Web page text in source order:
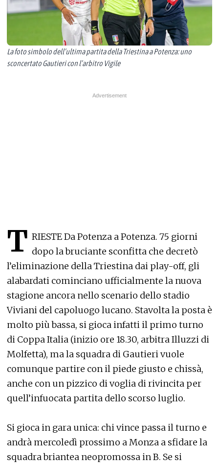
La foto simbolo dell’ultima partita della Triestina a Potenza: uno
sconcertato Gautieri con l’arbitro Vigile
T RIESTE Da Potenza a Potenza. 75 giorni
dopo la bruciante sconfitta che decretò
l’eliminazione della Triestina dai play-off, gli
alabardati cominciano ufficialmente la nuova
stagione ancora nello scenario dello stadio
Viviani del capoluogo lucano. Stavolta la posta è
molto più bassa, si gioca infatti il primo turno
di Coppa Italia (inizio ore 18.30, arbitra Illuzzi di
Molfetta), ma la squadra di Gautieri vuole
comunque partire con il piede giusto e chissà,
anche con un pizzico di voglia di rivincita per
quell’infuocata partita dello scorso luglio.
Si gioca in gara unica: chi vince passa il turno e
andrà mercoledì prossimo a Monza a sfidare la
squadra briantea neopromossa in B. Se si